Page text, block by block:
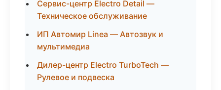
Сервис-центр Electro Detail —
Техническое обслуживание
ИП Автомир Linea — Автозвук и
мультимедиа
Дилер-центр Electro TurboTech —
Рулевое и подвеска